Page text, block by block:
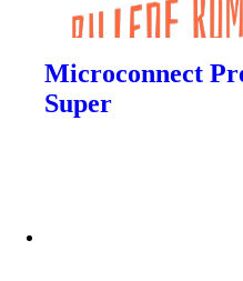
Microconnect
Super